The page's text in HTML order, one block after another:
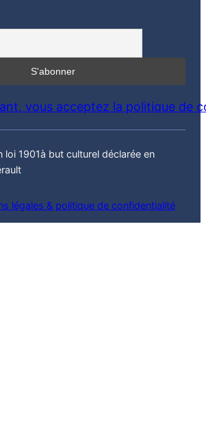
vous acceptez la politique de
loi 1901à but culturel déclarée en
légales & politique de confidentialité